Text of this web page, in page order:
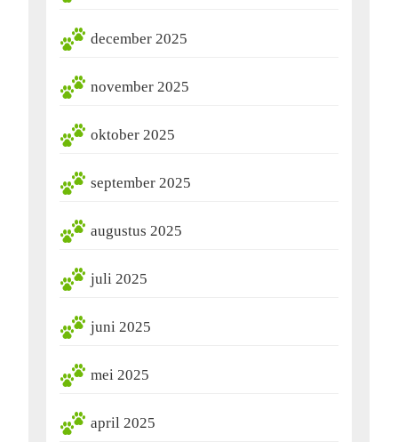
december 2025
november 2025
oktober 2025
september 2025
augustus 2025
juli 2025
juni 2025
mei 2025
april 2025